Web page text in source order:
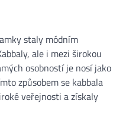
staly módním
ale i mezi širokou
osobností je nosí jako
způsobem se kabbala
veřejnosti a získaly